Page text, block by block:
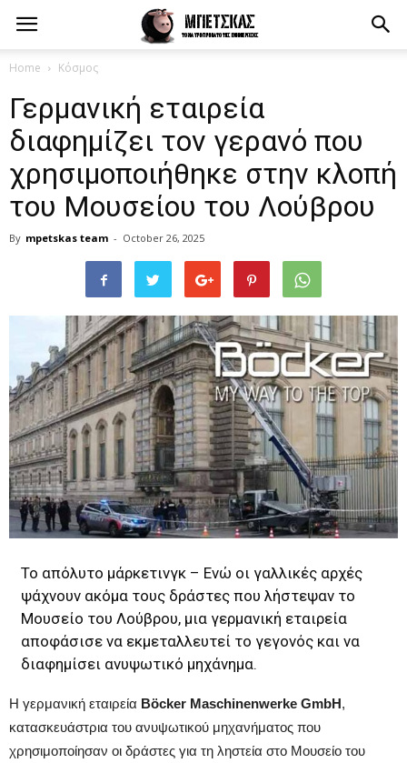
Home Κόσμος
Γερμανική εταιρεία
διαφημίζει τον γερανό που
χρησιμοποιήθηκε στην κλοπή
του Μουσείου του Λούβρου
By mpetskas team - October 26, 2025
Το απόλυτο μάρκετινγκ – Ενώ οι γαλλικές αρχές
ψάχνουν ακόμα τους δράστες που λήστεψαν το
Μουσείο του Λούβρου, μια γερμανική εταιρεία
αποφάσισε να εκμεταλλευτεί το γεγονός και να
διαφημίσει ανυψωτικό μηχάνημα.
Η γερμανική εταιρεία Böcker Maschinenwerke GmbH,
κατασκευάστρια του ανυψωτικού μηχανήματος που
χρησιμοποίησαν οι δράστες για τη ληστεία στο Μουσείο του